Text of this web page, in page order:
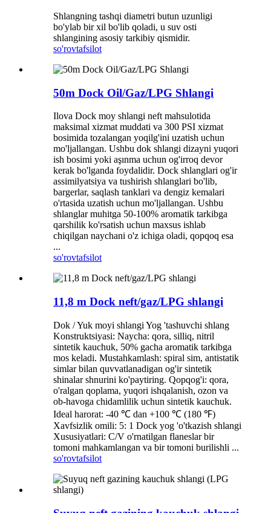
Shlangning tashqi diametri butun uzunligi
bo'ylab bir xil bo'lib qoladi, u suv osti
shlangining asosiy tarkibiy qismidir.
so'rovtafsilot
50m Dock Oil/Gaz/LPG Shlangi
Ilova Dock moy shlangi neft mahsulotida
maksimal xizmat muddati va 300 PSI xizmat
bosimida tozalangan yoqilg'ini uzatish uchun
mo'ljallangan. Ushbu dok shlangi dizayni yuqori
ish bosimi yoki aşınma uchun og'irroq devor
kerak bo'lganda foydalidir. Dock shlanglari og'ir
assimilyatsiya va tushirish shlanglari bo'lib,
bargerlar, saqlash tanklari va dengiz kemalari
o'rtasida uzatish uchun mo'ljallangan. Ushbu
shlanglar muhitga 50-100% aromatik tarkibga
qarshilik ko'rsatish uchun maxsus ishlab
chiqilgan naychani o'z ichiga oladi, qopqoq esa
...
so'rovtafsilot
11,8 m Dock neft/gaz/LPG shlangi
Dok / Yuk moyi shlangi Yog 'tashuvchi shlang
Konstruktsiyasi: Naycha: qora, silliq, nitril
sintetik kauchuk, 50% gacha aromatik tarkibga
mos keladi. Mustahkamlash: spiral sim, antistatik
simlar bilan quvvatlanadigan og'ir sintetik
shinalar shnurini ko'paytiring. Qopqog'i: qora,
o'ralgan qoplama, yuqori ishqalanish, ozon va
ob-havoga chidamlilik uchun sintetik kauchuk.
Ideal harorat: -40 ℃ dan +100 ℃ (180 ℉)
Xavfsizlik omili: 5: 1 Dock yog 'o'tkazish shlangi
Xususiyatlari: C/V o'rnatilgan flaneslar bir
tomoni mahkamlangan va bir tomoni burilishli ...
so'rovtafsilot